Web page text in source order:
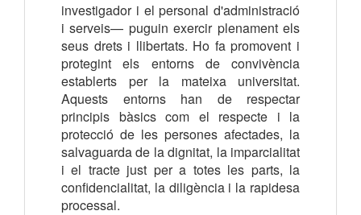
investigador i el personal d'administració
i serveis— puguin exercir plenament els
seus drets i llibertats. Ho fa promovent i
protegint els entorns de convivència
establerts per la mateixa universitat.
Aquests entorns han de respectar
principis bàsics com el respecte i la
protecció de les persones afectades, la
salvaguarda de la dignitat, la imparcialitat
i el tracte just per a totes les parts, la
confidencialitat, la diligència i la rapidesa
processal.